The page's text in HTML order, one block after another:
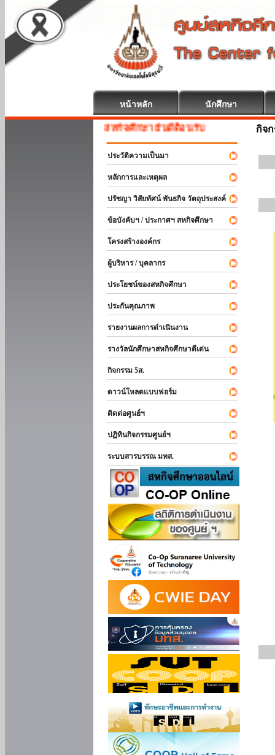
หน้าหลัก นักศึกษา
สหกิจศึกษา ยินดีต้อนรับ
ประวัติความเป็นมา
หลักการและเหตุผล
ปรัชญา วิสัยทัศน์ พันธกิจ วัตถุประสงค์
ข้อบังคับฯ / ประกาศฯ สหกิจศึกษา
โครงสร้างองค์กร
ผู้บริหาร / บุคลากร
ประโยชน์ของสหกิจศึกษา
ประกันคุณภาพ
รายงานผลการดำเนินงาน
รางวัลนักศึกษาสหกิจศึกษาดีเด่น
กิจกรรม 5ส.
ดาวน์โหลดแบบฟอร์ม
ติดต่อศูนย์ฯ
ปฏิทินกิจกรรมศูนย์ฯ
ระบบสารบรรณ มทส.
กิจ